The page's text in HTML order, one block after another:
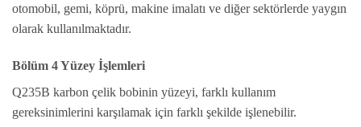
otomobil, gemi, köprü, makine imalatı ve diğer sektörlerde yaygın
olarak kullanılmaktadır.
Bölüm 4 Yüzey İşlemleri
Q235B karbon çelik bobinin yüzeyi, farklı kullanım
gereksinimlerini karşılamak için farklı şekilde işlenebilir.